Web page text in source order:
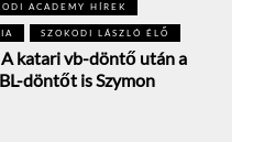
ACADEMY HÍREK
SZOKODI LÁSZLÓ ÉLŐ
katari vb-döntő után a
döntőt is Szymon